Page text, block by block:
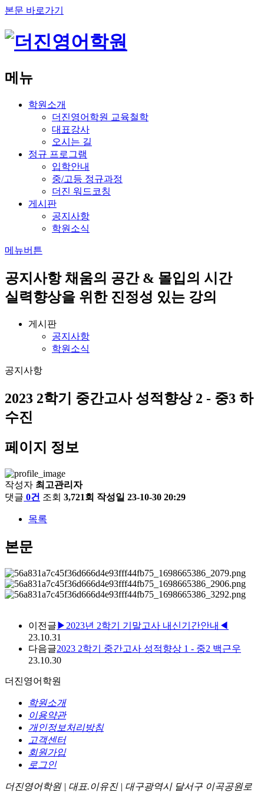
본문 바로가기
메뉴
학원소개
더진영어학원 교육철학
대표강사
오시는 길
정규 프로그램
입학안내
중/고등 정규과정
더진 워드코칭
게시판
공지사항
학원소식
메뉴버튼
공지사항 채움의 공간 & 몰입의 시간
실력향상을 위한 진정성 있는 강의
게시판
공지사항
학원소식
공지사항
2023 2학기 중간고사 성적향상 2 - 중3 하
수진
페이지 정보
작성자 최고관리자
댓글 0건 조회 3,721회 작성일 23-10-30 20:29
목록
본문
이전글 ▶2023년 2학기 기말고사 내신기간안내◀
23.10.31
다음글2023 2학기 중간고사 성적향상 1 - 중2 백근우
23.10.30
더진영어학원
학원소개
이용약관
개인정보처리방침
고객센터
회원가입
로그인
더진영어학원 | 대표.이유진 | 대구광역시 달서구 이곡공원로